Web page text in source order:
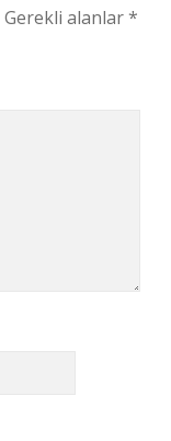
Gerekli alanlar*